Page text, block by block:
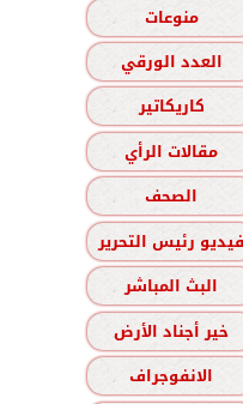
منوعات
العدد الورقي
كاريكاتير
مقالات الرأي
الصحف
فيديو رئيس التحرير
البث المباشر
خير أجناد الأرض
الانفوجراف